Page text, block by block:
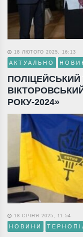
18 ЛЮТОГО 2025, 16:13
АКТУАЛЬНО
РОКУ-2024»
18 СІЧНЯ 2025, 11:54
НОВИНИ